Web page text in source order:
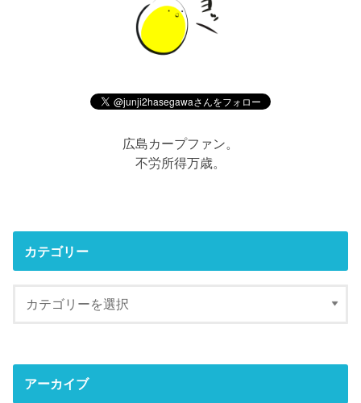
広島カープファン。
不労所得万歳。
カテゴリー
アーカイブ